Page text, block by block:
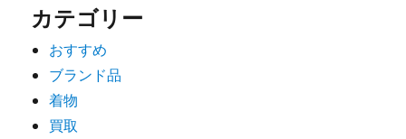
カテゴリー
おすすめ
ブランド品
着物
買取